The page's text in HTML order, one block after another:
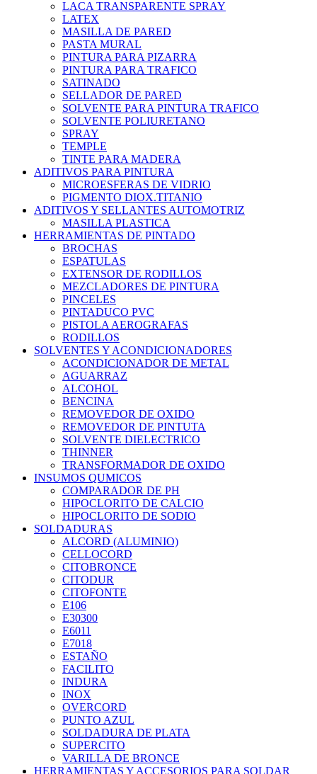
LACA TRANSPARENTE SPRAY
LATEX
MASILLA DE PARED
PASTA MURAL
PINTURA PARA PIZARRA
PINTURA PARA TRAFICO
SATINADO
SELLADOR DE PARED
SOLVENTE PARA PINTURA TRAFICO
SOLVENTE POLIURETANO
SPRAY
TEMPLE
TINTE PARA MADERA
ADITIVOS PARA PINTURA
MICROESFERAS DE VIDRIO
PIGMENTO DIOX.TITANIO
ADITIVOS Y SELLANTES AUTOMOTRIZ
MASILLA PLASTICA
HERRAMIENTAS DE PINTADO
BROCHAS
ESPATULAS
EXTENSOR DE RODILLOS
MEZCLADORES DE PINTURA
PINCELES
PINTADUCO PVC
PISTOLA AEROGRAFAS
RODILLOS
SOLVENTES Y ACONDICIONADORES
ACONDICIONADOR DE METAL
AGUARRAZ
ALCOHOL
BENCINA
REMOVEDOR DE OXIDO
REMOVEDOR DE PINTUTA
SOLVENTE DIELECTRICO
THINNER
TRANSFORMADOR DE OXIDO
INSUMOS QUMICOS
COMPARADOR DE PH
HIPOCLORITO DE CALCIO
HIPOCLORITO DE SODIO
SOLDADURAS
ALCORD (ALUMINIO)
CELLOCORD
CITOBRONCE
CITODUR
CITOFONTE
E106
E30300
E6011
E7018
ESTAÑO
FACILITO
INDURA
INOX
OVERCORD
PUNTO AZUL
SOLDADURA DE PLATA
SUPERCITO
VARILLA DE BRONCE
HERRAMIENTAS Y ACCESORIOS PARA SOLDAR